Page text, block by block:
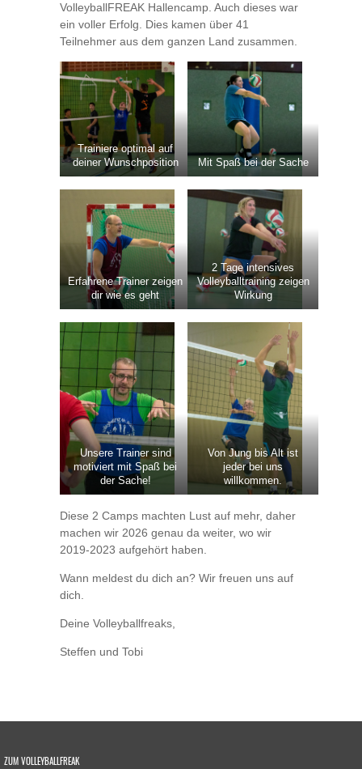
VolleyballFREAK Hallencamp. Auch dieses war
ein voller Erfolg. Dies kamen über 41
Teilnehmer aus dem ganzen Land zusammen.
Trainiere optimal auf
deiner Wunschposition
Mit Spaß bei der Sache
Erfahrene Trainer zeigen
dir wie es geht
2 Tage intensives
Volleyballtraining zeigen
Wirkung
Unsere Trainer sind
motiviert mit Spaß bei
der Sache!
Von Jung bis Alt ist
jeder bei uns
willkommen.
Diese 2 Camps machten Lust auf mehr, daher
machen wir 2026 genau da weiter, wo wir
2019-2023 aufgehört haben.
Wann meldest du dich an? Wir freuen uns auf
dich.
Deine Volleyballfreaks,
Steffen und Tobi
ZUM VOLLEYBALLFREAK